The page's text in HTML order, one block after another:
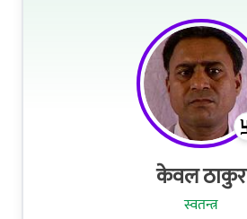
केवल ठाकुर
स्वतन्त्र